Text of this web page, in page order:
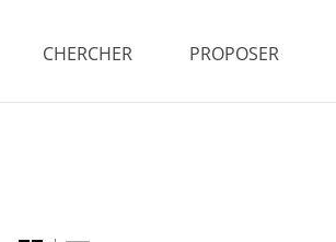
CHERCHER PROPOSER